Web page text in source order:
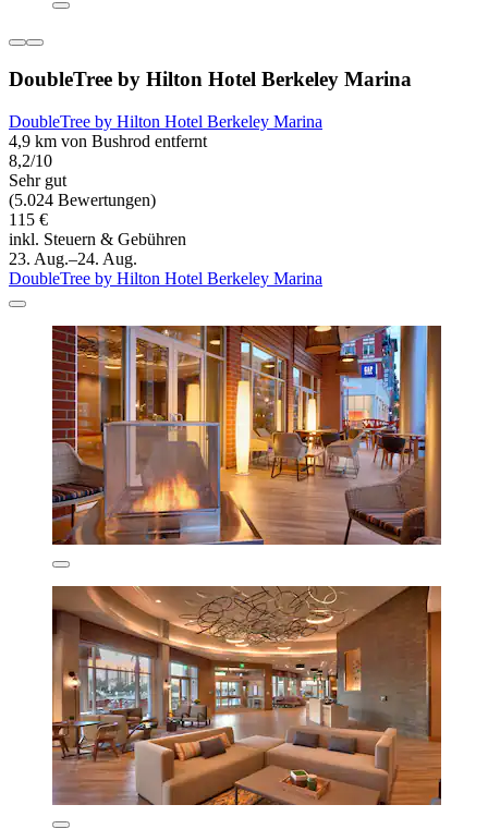
DoubleTree by Hilton Hotel Berkeley Marina
DoubleTree by Hilton Hotel Berkeley Marina
4,9 km von Bushrod entfernt
8,2/10
Sehr gut
(5.024 Bewertungen)
115 €
inkl. Steuern & Gebühren
23. Aug.–24. Aug.
DoubleTree by Hilton Hotel Berkeley Marina